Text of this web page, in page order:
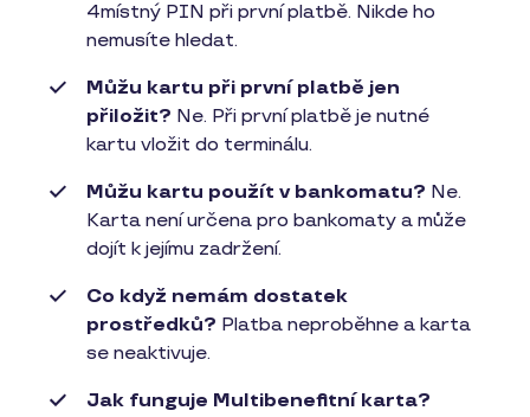
4místný PIN při první platbě. Nikde ho
nemusíte hledat.
Můžu kartu při první platbě jen
přiložit? Ne. Při první platbě je nutné
kartu vložit do terminálu.
Můžu kartu použít v bankomatu? Ne.
Karta není určena pro bankomaty a může
dojít k jejímu zadržení.
Co když nemám dostatek
prostředků? Platba neproběhne a karta
se neaktivuje.
Jak funguje Multibenefitní karta?